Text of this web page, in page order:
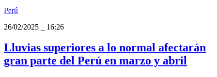
Perú
26/02/2025
16:26
Lluvias superiores a lo normal afectarán
gran parte del Perú en marzo y abril